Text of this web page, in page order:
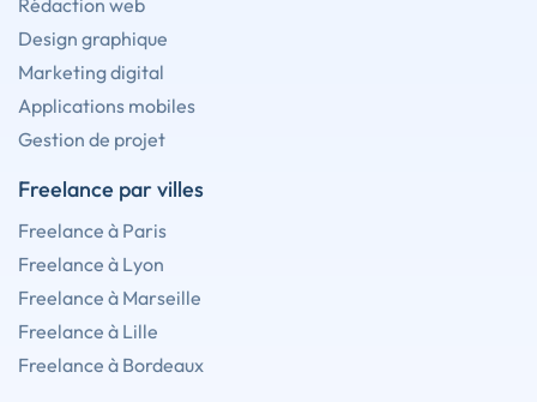
Rédaction web
Design graphique
Marketing digital
Applications mobiles
Gestion de projet
Freelance par villes
Freelance à Paris
Freelance à Lyon
Freelance à Marseille
Freelance à Lille
Freelance à Bordeaux